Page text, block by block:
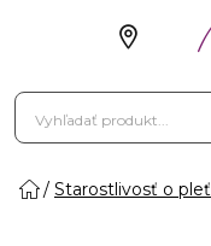
Starostlivosť o pleť